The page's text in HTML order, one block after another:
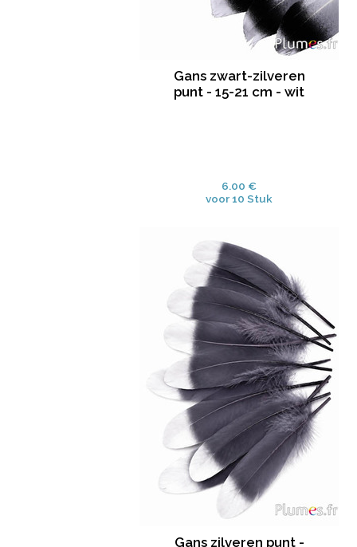
Gans zwart-zilveren
punt - 15-21 cm - wit
6.00 €
voor 10 Stuk
Gans zilveren punt -